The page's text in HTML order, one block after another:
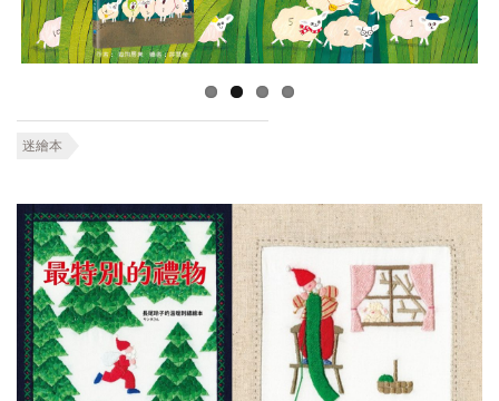
迷繪本